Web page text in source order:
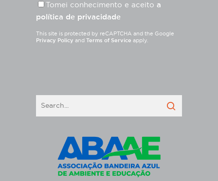
Tomei conhecimento e aceito a
política de privacidade
This site is protected by reCAPTCHA and the Google
Privacy Policy and Terms of Service apply.